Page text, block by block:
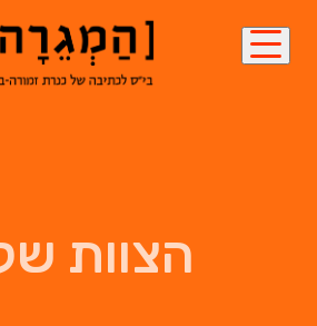
הצוות